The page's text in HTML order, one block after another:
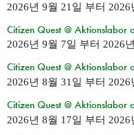
2026년 9월 21일 부터 2026
Citizen Quest @ Aktionslabor
2026년 9월 7일 부터 2026
Citizen Quest @ Aktionslabor
2026년 8월 31일 부터 2026
Citizen Quest @ Aktionslabor
2026년 8월 17일 부터 2026